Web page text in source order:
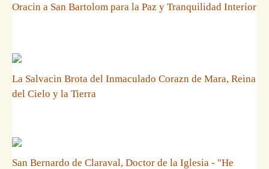
Oracin a San Bartolom para la Paz y Tranquilidad Interior
La Salvacin Brota del Inmaculado Corazn de Mara, Reina
del Cielo y la Tierra
San Bernardo de Claraval, Doctor de la Iglesia - "He